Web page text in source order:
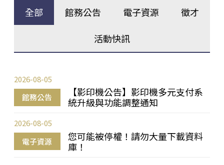
全部 館務公告 電子資源 徵才
活動快訊
館務公告
【影印機公告】影印機多元支付系
統升級與功能調整通知
2026-08-05
電子資源
您可能被停權！請勿大量下載資料
庫！
2026-08-05